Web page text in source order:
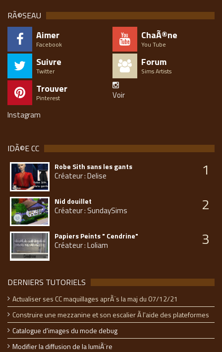
RÃ©SEAU
Aimer
Facebook
ChaÃ®ne
You Tube
Suivre
Twitter
Forum
Sims Artists
Trouver
Pinterest
Voir
Instagram
IDÃ©E CC
Robe Sith sans les gants
Créateur : Delise 1
Nid douillet
Créateur : SundaySims 2
Papiers Peints " Cendrine"
Créateur : Loliam 3
DERNIERS TUTORIELS
Actualiser ses CC maquillages aprÃ¨s la maj du 07/12/21
Construire une mezzanine et son escalier Ã l'aide des plateformes
Catalogue d'images du mode debug
Modifier la diffusion de la lumiÃ¨re